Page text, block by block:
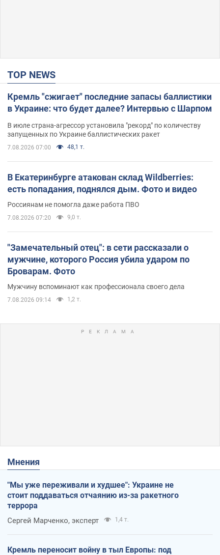
TOP NEWS
Кремль "сжигает" последние запасы баллистики
в Украине: что будет далее? Интервью с Шарпом
В июле страна-агрессор установила "рекорд" по количеству
запущенных по Украине баллистических ракет
7.08.2026 07:00 48,1 т.
В Екатеринбурге атакован склад Wildberries:
есть попадания, поднялся дым. Фото и видео
Россиянам не помогла даже работа ПВО
7.08.2026 07:20 9,0 т.
"Замечательный отец": в сети рассказали о
мужчине, которого Россия убила ударом по
Броварам. Фото
Мужчину вспоминают как профессионала своего дела
7.08.2026 09:14 1,2 т.
Мнения
"Мы уже переживали и худшее": Украине не
стоит поддаваться отчаянию из-за ракетного
террора
Сергей Марченко, эксперт 1,4 т.
Кремль переносит войну в тыл Европы: под